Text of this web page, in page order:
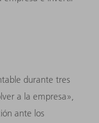
durante tres
a la empresa»,
ante los